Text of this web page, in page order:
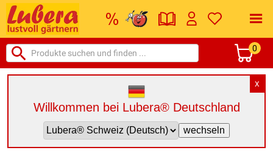
0
X
Willkommen bei Lubera® Deutschland